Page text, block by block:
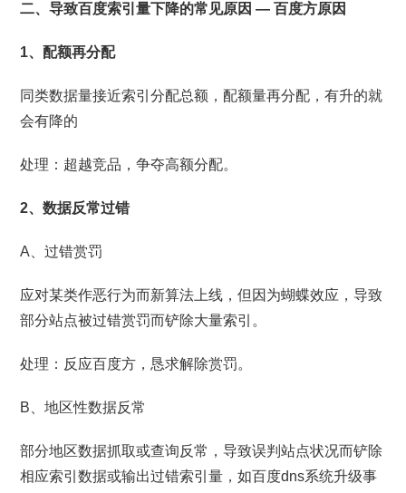
二、导致百度索引量下降的常见原因 — 百度方原因
1、配额再分配
同类数据量接近索引分配总额，配额量再分配，有升的就
会有降的
处理：超越竞品，争夺高额分配。
2、数据反常过错
A、过错赏罚
应对某类作恶行为而新算法上线，但因为蝴蝶效应，导致
部分站点被过错赏罚而铲除大量索引。
处理：反应百度方，恳求解除赏罚。
B、地区性数据反常
部分地区数据抓取或查询反常，导致误判站点状况而铲除
相应索引数据或输出过错索引量，如百度dns系统升级事